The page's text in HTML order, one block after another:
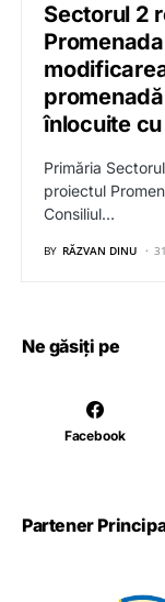
Sectorul 2
înlocuite
Primăria
proiectul
Consiliul…
BY RĂZVAN DINU
Ne găsiți pe
Facebook
Partener